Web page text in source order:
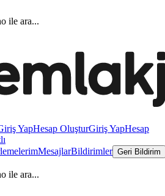
ile ara...
YapHesap OluşturGiriş YapHesap
MesajlarBildirimler Geri Bildirim
ile ara...